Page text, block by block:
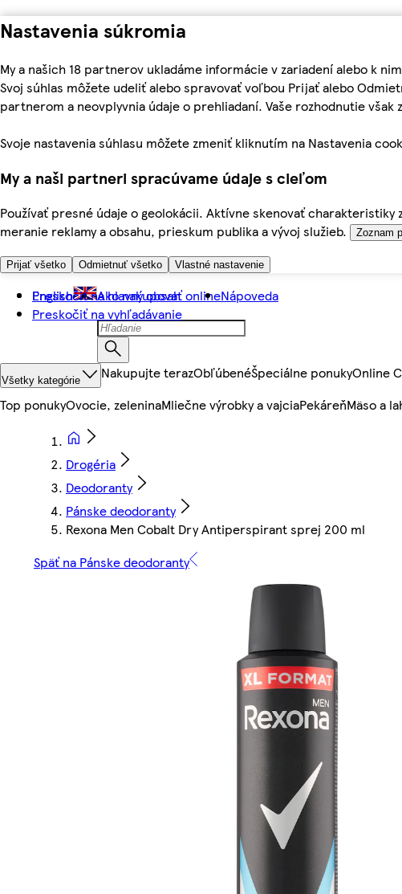
Nastavenia súkromia
My a našich 18 partnerov ukladáme informácie v zariadení alebo k
Svoj súhlas môžete udeliť alebo spravovať voľbou Prijať alebo
partnerom a neovplyvnia údaje o prehliadaní. Vaše rozhodnutie
Svoje nastavenia súhlasu môžete zmeniť kliknutím na Nastavenia
My a naši partneri spracúvame údaje s cieľom
Používať presné údaje o geolokácii. Aktívne skenovať
meranie reklamy a obsahu, prieskum publika a vývoj služieb.
Zoznam
Prijať všetko Odmietnuť všetko Vlastné nastavenie
Preskočiť na hlavný obsah
Preskočiť na vyhľadávanie
English Ako nakupovať onlineNápoveda
Všetky kategórie Nakupujte terazObľúbenéŠpeciálne ponukyOnline
Top ponukyOvocie, zeleninaMliečne výrobky a vajciaPekáreňMäso a
Drogéria
Deodoranty
Pánske deodoranty
Rexona Men Cobalt Dry Antiperspirant sprej 200 ml
Späť na Pánske deodoranty